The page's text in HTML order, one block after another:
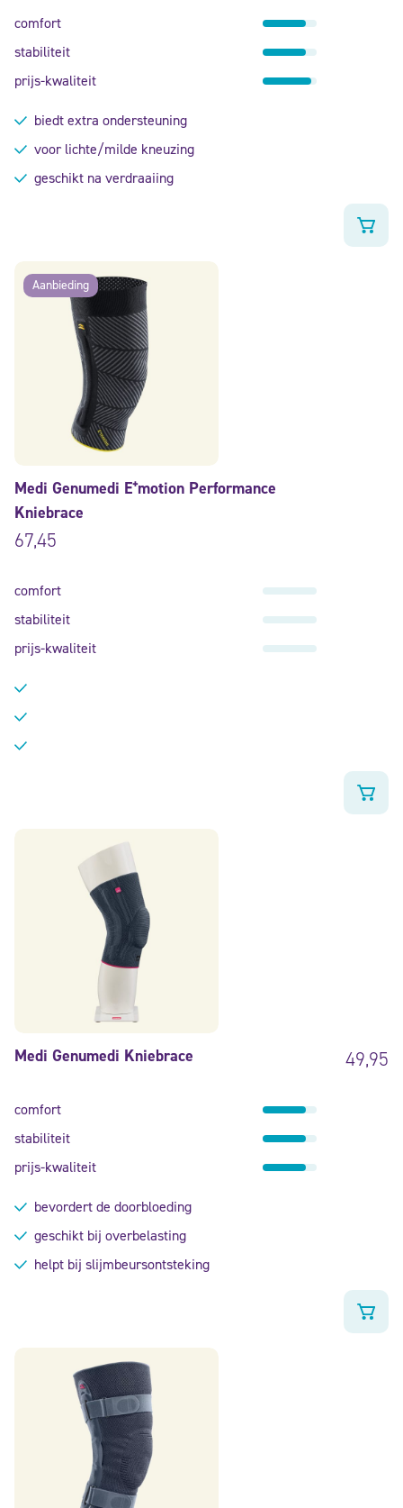
comfort
stabiliteit
prijs-kwaliteit
biedt extra ondersteuning
voor lichte/milde kneuzing
geschikt na verdraaiing
Aanbieding
Medi Genumedi E⁺motion Performance
Kniebrace
67,45
comfort
stabiliteit
prijs-kwaliteit
Medi Genumedi Kniebrace 49,95
comfort
stabiliteit
prijs-kwaliteit
bevordert de doorbloeding
geschikt bij overbelasting
helpt bij slijmbeursontsteking